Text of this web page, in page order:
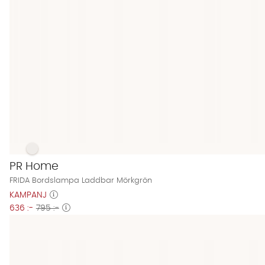
FRIDA Bordslampa Laddbar Mörkgrön Finns även i dessa
FRIDA Bordslampa Laddbar Mörkgrön
PR Home
FRIDA Bordslampa Laddbar Mörkgrön
KAMPANJ
636 :- 795 :-